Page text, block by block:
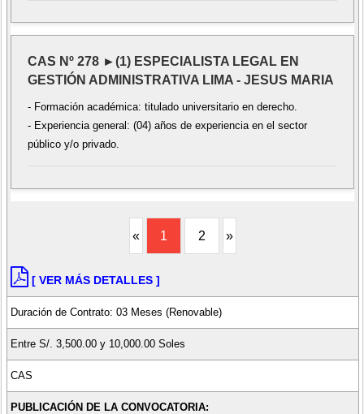
CAS Nº 278 ►(1) ESPECIALISTA LEGAL EN
GESTIÓN ADMINISTRATIVA LIMA - JESUS MARIA
- Formación académica: titulado universitario en derecho.
- Experiencia general: (04) años de experiencia en el sector
público y/o privado.
« 1 2 »
[ VER MÁS DETALLES ]
Duración de Contrato: 03 Meses (Renovable)
Entre S/. 3,500.00 y 10,000.00 Soles
CAS
PUBLICACIÓN DE LA CONVOCATORIA: